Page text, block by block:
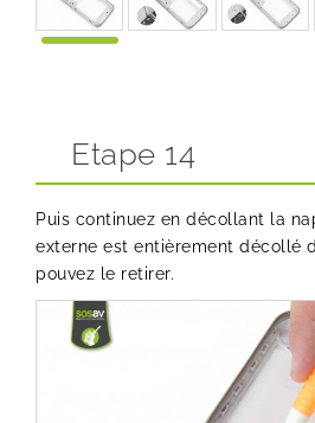
Etape 14
Puis continuez en décollant la
externe est entièrement décollé
pouvez le retirer.